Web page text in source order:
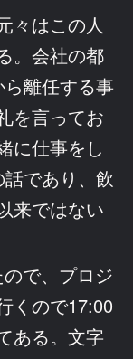
々はこの人
。会社の都
離任する事
を言ってお
に仕事をし
であり、飲
来ではない
で、プロジ
くので17:00
ある。文字